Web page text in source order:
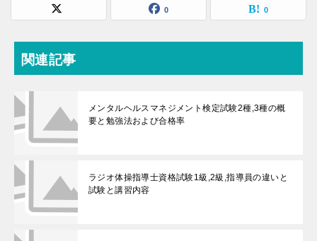
0 0
関連記事
メンタルヘルスマネジメント検定試験2種,3種の概
要と勉強法および合格率
ラジオ体操指導士資格試験1級,2級,指導員の違いと
試験と講習内容